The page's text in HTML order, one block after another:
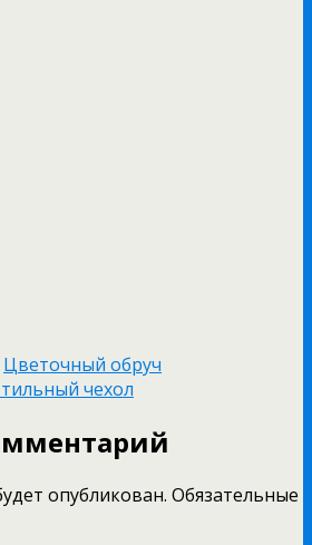
Цветочный обруч
чехол
опубликован. Обязательные